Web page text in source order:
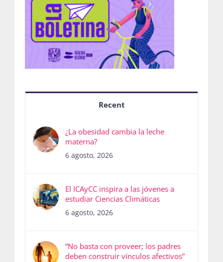
Recent
¿La obesidad cambia la leche
materna?
6 agosto, 2026
El ICAyCC inspira a las jóvenes a
estudiar Ciencias Climáticas
6 agosto, 2026
“No basta con proveer; los padres
deben construir vínculos afectivos”